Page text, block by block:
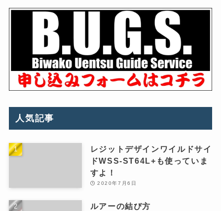
人気記事
レジットデザインワイルドサイ
ドWSS-ST64L+も使っていま
すよ！
2020年7月6日
ルアーの結び方